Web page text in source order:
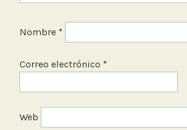
Nombre *
Correo electrónico *
Web